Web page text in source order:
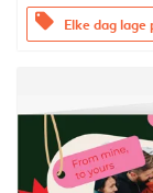
offers Elke dag lage